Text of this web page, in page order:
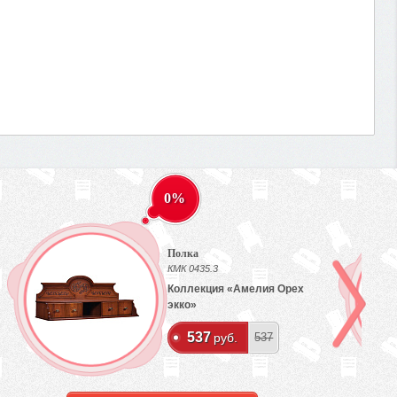
0%
Полка
КМК 0435.3
Коллекция «Амелия Орех
экко»
537 руб. 537